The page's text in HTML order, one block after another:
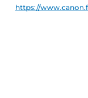
https://